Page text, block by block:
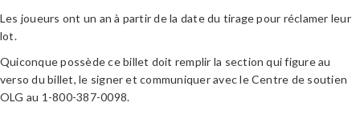
Les joueurs ont un an à partir de la date du tirage pour réclamer leur
lot.
Quiconque possède ce billet doit remplir la section qui figure au
verso du billet, le signer et communiquer avec le Centre de soutien
OLG au 1-800-387-0098.